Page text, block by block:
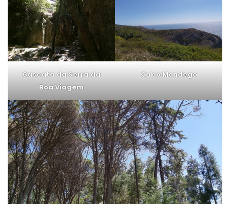
Cascata da Serra da
Boa Viagem
Cabo Mondego